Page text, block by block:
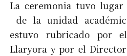
La ceremonia tuvo
de la unidad
estuvo rubricado por
Llaryora y por el